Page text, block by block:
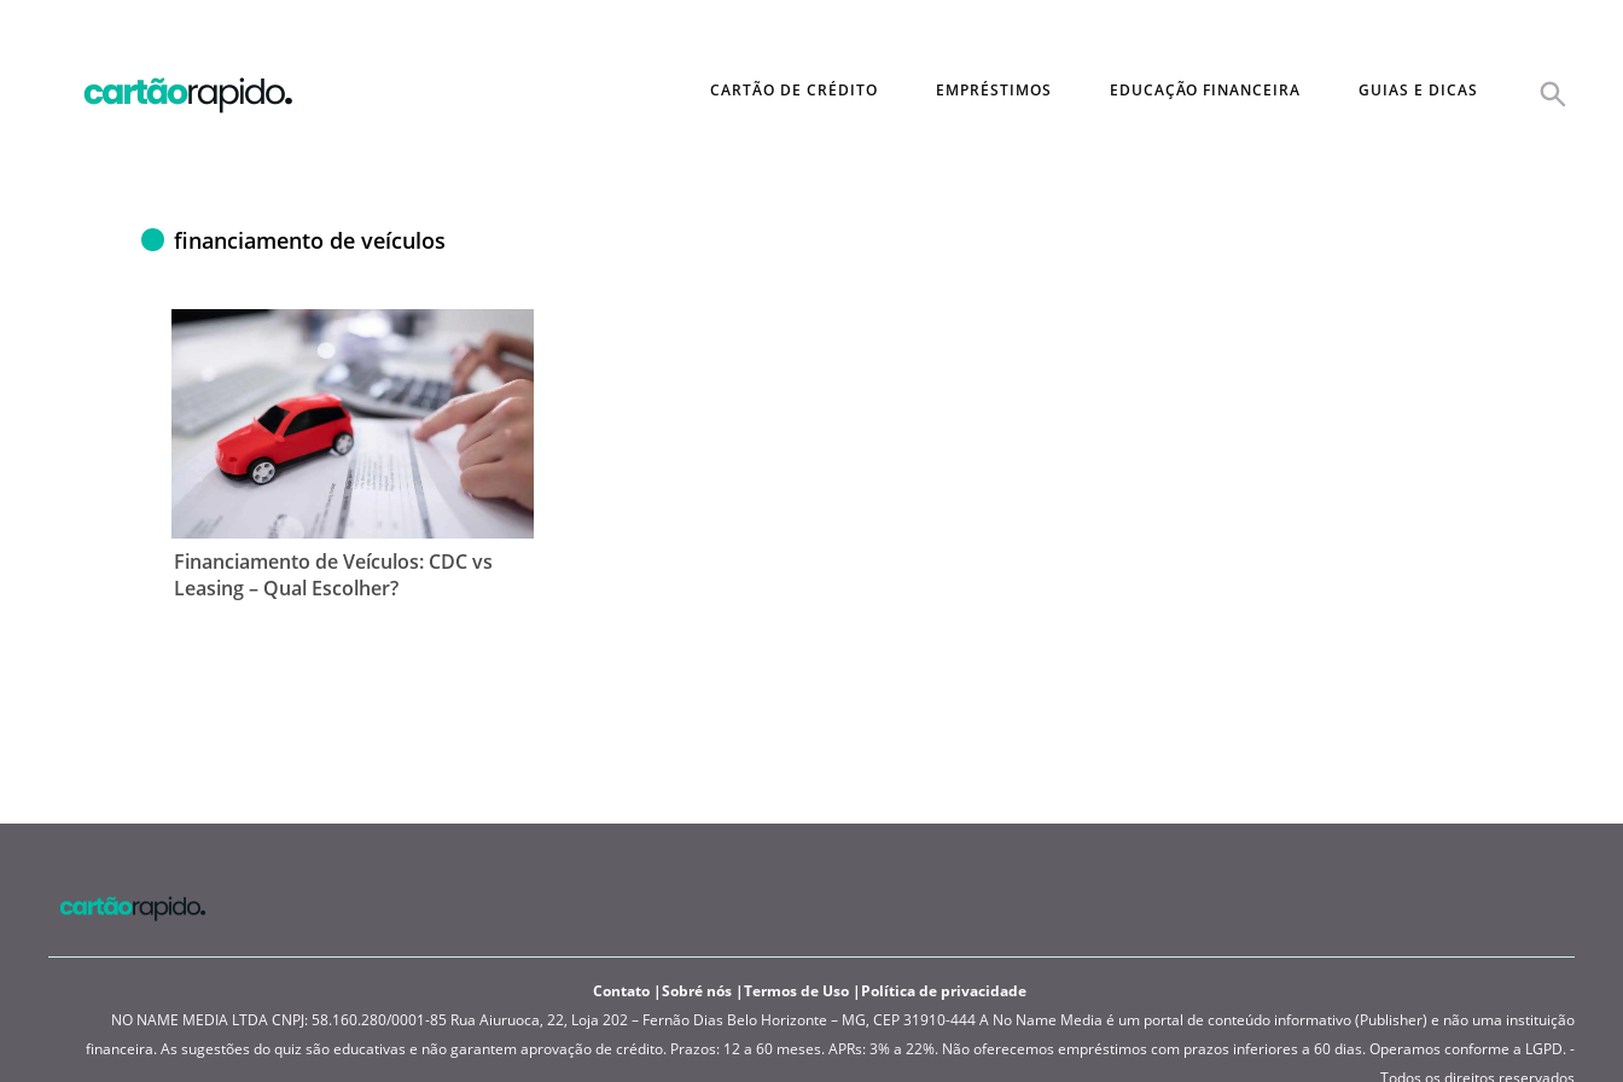
CARTÃO DE CRÉDITO EMPRÉSTIMOS EDUCAÇÃO FINANCEIRA GUIAS E DICAS
financiamento de veículos
Financiamento de Veículos: CDC vs
Leasing – Qual Escolher?
Contato Sobré nós Termos de Uso
Política de privacidade
NO NAME MEDIA LTDA CNPJ: 58.160.280/0001-85 Rua Aiuruoca, 22, Loja 202 – Fernão Dias Belo Horizonte – MG, CEP 31910-444 A No Name Media é um portal de conteúdo informativo (Publisher) e não uma instituição
financeira. As sugestões do quiz são educativas e não garantem aprovação de crédito. Prazos: 12 a 60 meses. APRs: 3% a 22%. Não oferecemos empréstimos com prazos inferiores a 60 dias. Operamos conforme a LGPD. -
Todos os direitos reservados